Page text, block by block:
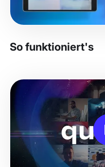
So funktioniert's